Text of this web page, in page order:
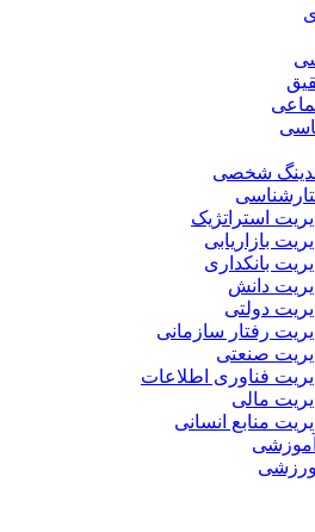
شخصی
استراتژیک
بازاریابی
بانکداری
دانش
دولتی
رفتار سازمانی
صنعتی
فناوری اطلاعات
مالی
منابع انسانی
آموزشی